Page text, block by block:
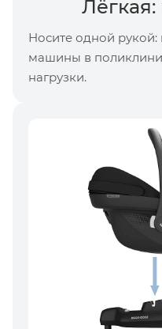
Лёгкая:
Носите одной рукой:
машины в
нагрузки.